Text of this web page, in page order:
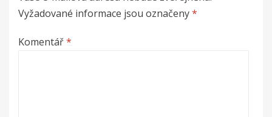
Vyžadované informace jsou označeny*
Komentář*